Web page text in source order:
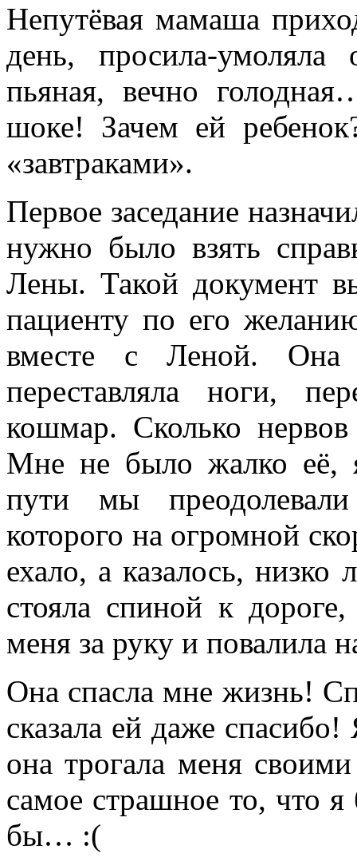
Непутёвая мамаша
день, просила-
пьяная, вечно
шоке! Зачем ей
«завтраками».
Первое заседание
нужно было взять
Лены. Такой документ
пациенту по его
вместе с Леной. Она
переставляла ноги,
кошмар. Сколько
Мне не было жалко её,
пути мы
которого на огромной
ехало, а казалось,
стояла спиной к
меня за руку и повалила
Она спасла мне жизнь!
сказала ей даже спасибо!
она трогала меня
самое страшное то, что
бы… :(